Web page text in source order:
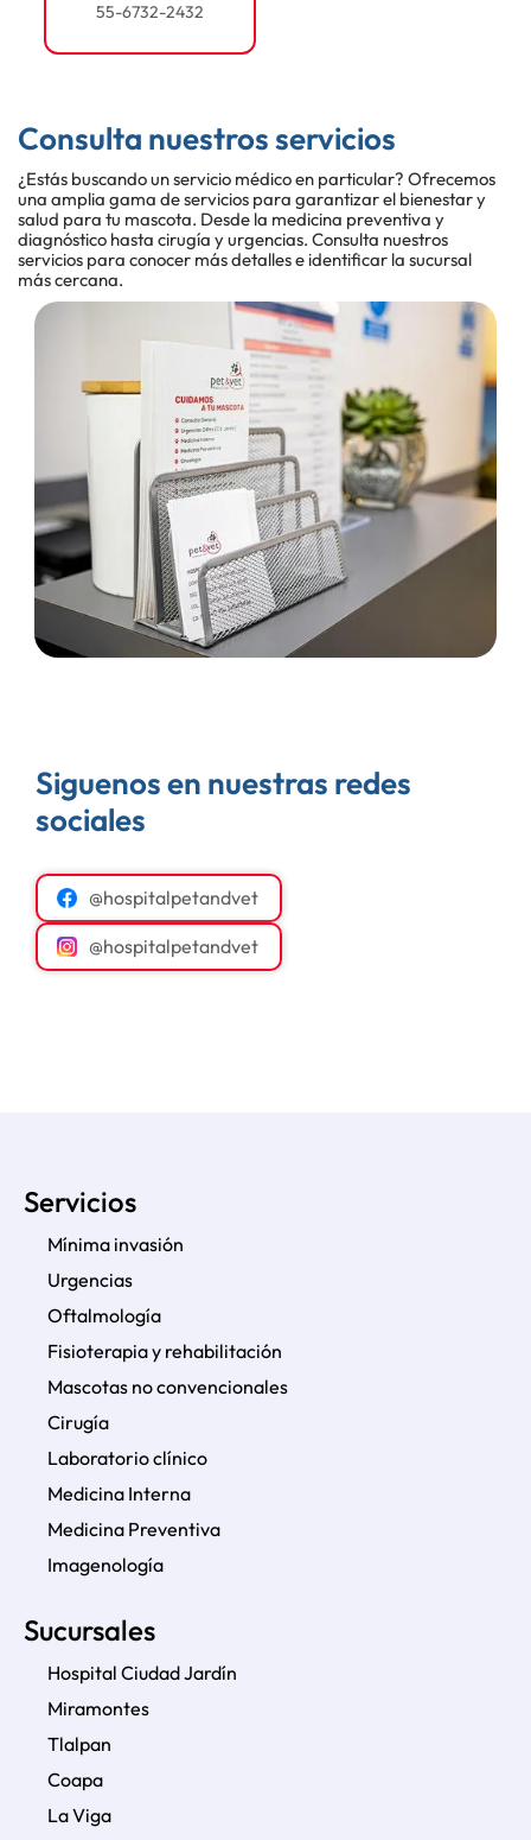
55-6732-2432
Consulta nuestros servicios
¿Estás buscando un servicio médico en particular? Ofrecemos
una amplia gama de servicios para garantizar el bienestar y
salud para tu mascota. Desde la medicina preventiva y
diagnóstico hasta cirugía y urgencias. Consulta nuestros
servicios para conocer más detalles e identificar la sucursal
más cercana.
Siguenos en nuestras redes
sociales
@hospitalpetandvet
@hospitalpetandvet
Servicios
Mínima invasión
Urgencias
Oftalmología
Fisioterapia y rehabilitación
Mascotas no convencionales
Cirugía
Laboratorio clínico
Medicina Interna
Medicina Preventiva
Imagenología
Sucursales
Hospital Ciudad Jardín
Miramontes
Tlalpan
Coapa
La Viga